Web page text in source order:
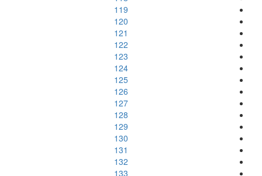
119
120
121
122
123
124
125
126
127
128
129
130
131
132
133